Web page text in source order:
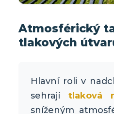
Atmosférický
tlakových
Hlavní roli v
sehrají tlaková
sníženým